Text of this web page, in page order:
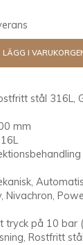
LÄGG I
stål 316L,
mm
Nivachron,
tryck på 10 bar
Rostfritt